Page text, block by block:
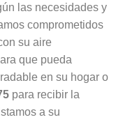
las necesidades y
comprometidos
su aire
que pueda
en su hogar o
para recibir la
a su